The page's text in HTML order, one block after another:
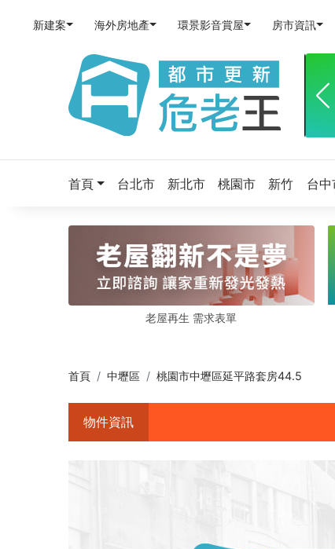
新建案 海外房地產 環景影音賞屋 房市資訊
首頁 台北市 新北市 桃園市 新竹 台中
老屋再生 需求表單
首頁 中壢區 桃園市中壢區延平路套房44.5
物件資訊